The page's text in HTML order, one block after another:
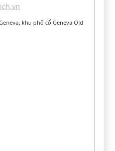
khu phố cổ Geneva Old